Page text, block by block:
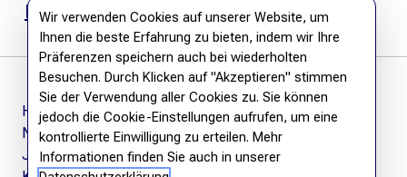
DSGVO Hinweis
Häufige Fragen
Newsletter
Jobs
Wir verwenden Cookies auf unserer Website, um
Ihnen die beste Erfahrung zu bieten, indem wir Ihre
Präferenzen speichern auch bei wiederholten
Besuchen. Durch Klicken auf "Akzeptieren" stimmen
Sie der Verwendung aller Cookies zu. Sie können
jedoch die Cookie-Einstellungen aufrufen, um eine
kontrollierte Einwilligung zu erteilen. Mehr
Informationen finden Sie auch in unserer